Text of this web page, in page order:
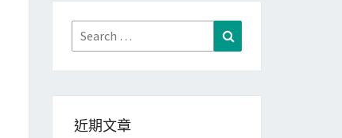
Search
for:
近期文章